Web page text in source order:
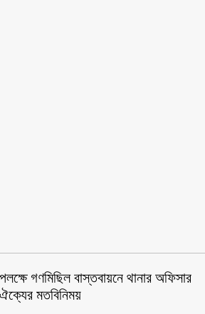
গণমিছিল বাস্তবায়নে থানার অফিসার
ঐক্যের মতবিনিময়